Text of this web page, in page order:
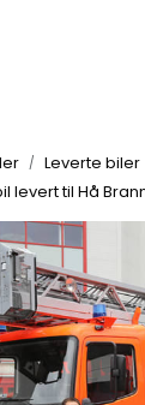
Leverte biler
levert til Hå